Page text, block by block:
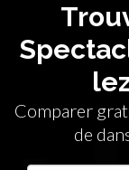
Comparer
de